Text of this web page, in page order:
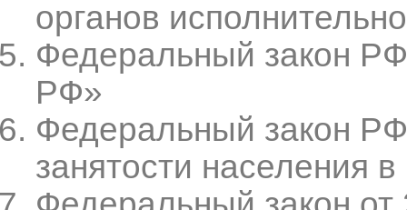
органов
Федеральный закон
РФ»
Федеральный закон
занятости населения